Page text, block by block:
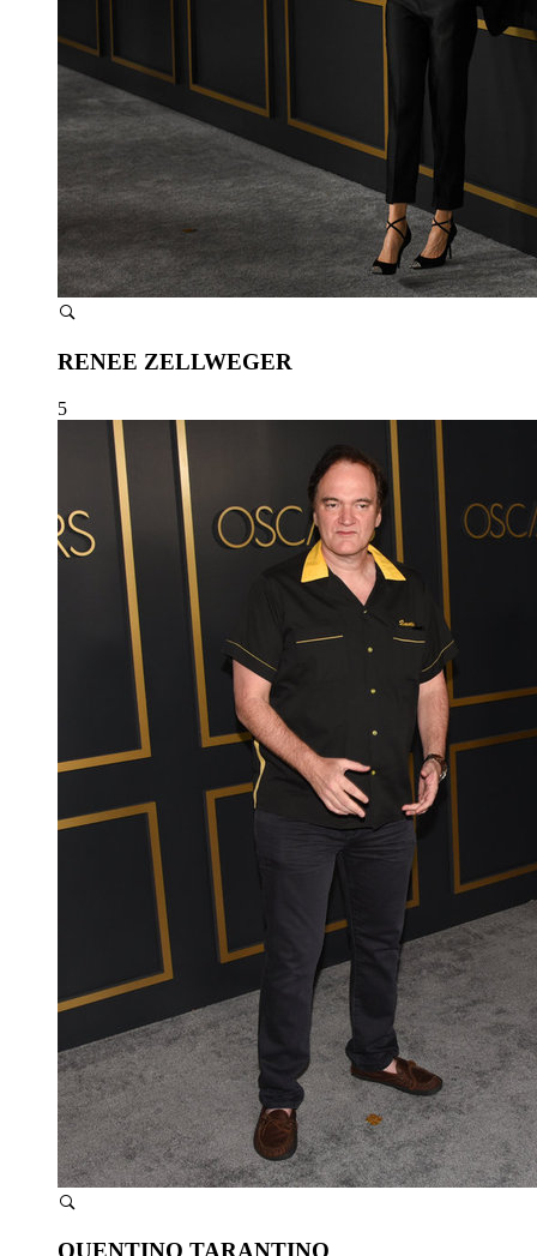
RENEE ZELLWEGER
5
QUENTINO TARANTINO